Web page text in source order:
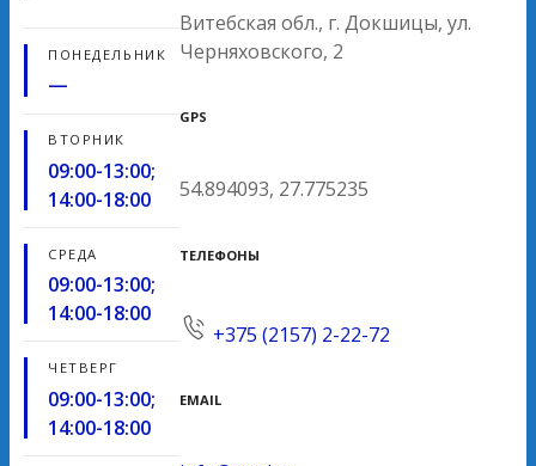
ПОНЕДЕЛЬНИК
—
ВТОРНИК
09:00-13:00;
14:00-18:00
СРЕДА
09:00-13:00;
14:00-18:00
ЧЕТВЕРГ
09:00-13:00;
14:00-18:00
Витебская обл., г. Докшицы, ул.
Черняховского, 2
GPS
54.894093, 27.775235
ТЕЛЕФОНЫ
+375 (2157) 2-22-72
EMAIL